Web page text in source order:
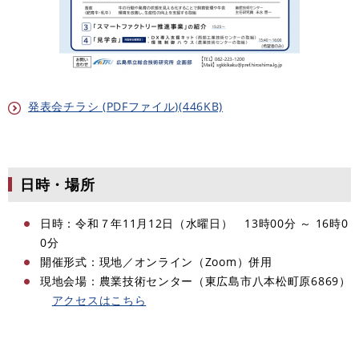
発表会チラシ (PDFファイル)(446KB)
日時・場所
日時：令和７年11月12日（水曜日） 13時00分 ～ 16時0
0分
開催形式：現地／オンライン（Zoom）併用
現地会場：農業技術センター（東広島市八本松町原6869）
アクセスはこちら